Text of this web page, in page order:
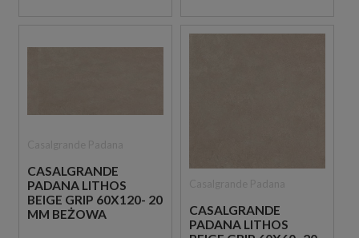
CASALGRANDE
PADANA LITHOS
BEIGE GRIP 60X120- 20
MM BEŻOWA
CASALGRANDE
PADANA LITHOS